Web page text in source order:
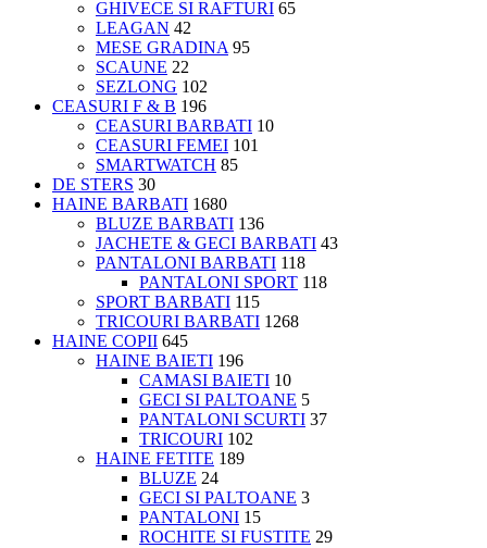
GHIVECE SI RAFTURI 65
LEAGAN 42
MESE GRADINA 95
SCAUNE 22
SEZLONG 102
CEASURI F & B 196
CEASURI BARBATI 10
CEASURI FEMEI 101
SMARTWATCH 85
DE STERS 30
HAINE BARBATI 1680
BLUZE BARBATI 136
JACHETE & GECI BARBATI 43
PANTALONI BARBATI 118
PANTALONI SPORT 118
SPORT BARBATI 115
TRICOURI BARBATI 1268
HAINE COPII 645
HAINE BAIETI 196
CAMASI BAIETI 10
GECI SI PALTOANE 5
PANTALONI SCURTI 37
TRICOURI 102
HAINE FETITE 189
BLUZE 24
GECI SI PALTOANE 3
PANTALONI 15
ROCHITE SI FUSTITE 29